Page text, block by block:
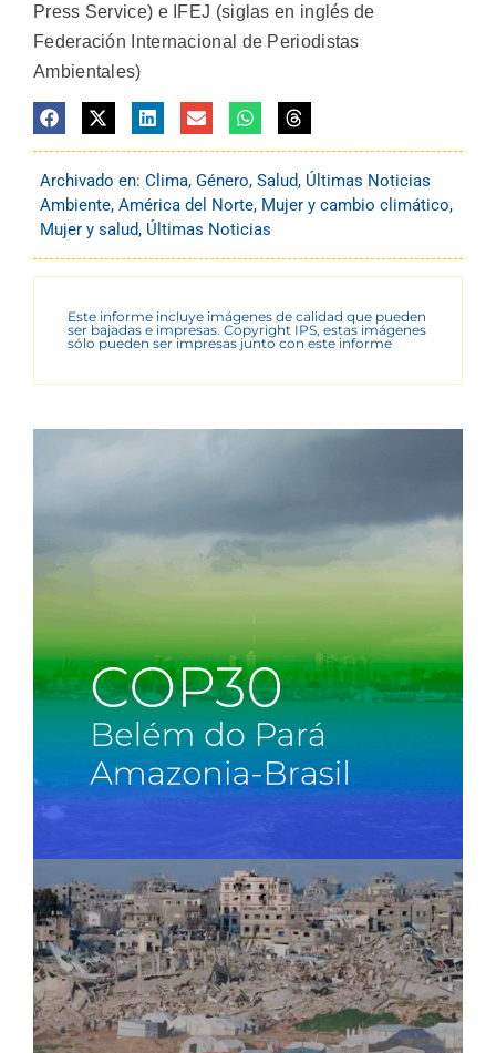
Press Service) e IFEJ (siglas en inglés de
Federación Internacional de Periodistas
Ambientales)
Archivado en: Clima, Género, Salud, Últimas Noticias
Ambiente, América del Norte, Mujer y cambio climático,
Mujer y salud, Últimas Noticias
Este informe incluye imágenes de calidad que pueden
ser bajadas e impresas. Copyright IPS, estas imágenes
sólo pueden ser impresas junto con este informe